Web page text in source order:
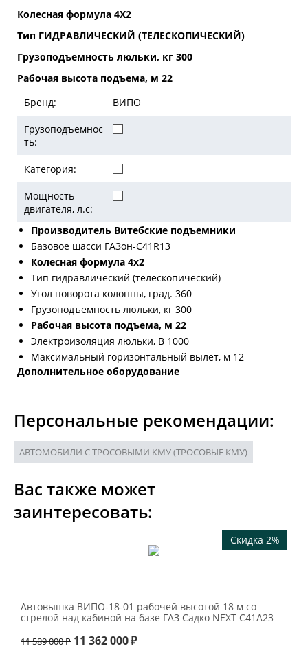
Колесная формула 4Х2
Тип ГИДРАВЛИЧЕСКИЙ (ТЕЛЕСКОПИЧЕСКИЙ)
Грузоподъемность люльки, кг 300
Рабочая высота подъема, м 22
Бренд:
ВИПО
Грузоподъемнос
ть:
Категория:
Мощность
двигателя, л.с:
Производитель Витебские подъемники
Базовое шасси ГАЗон-С41R13
Колесная формула 4х2
Тип гидравлический (телескопический)
Угол поворота колонны, град. 360
Грузоподъемность люльки, кг 300
Рабочая высота подъема, м 22
Электроизоляция люльки, В 1000
Максимальный горизонтальный вылет, м 12
Дополнительное оборудование
Персональные рекомендации:
АВТОМОБИЛИ С ТРОСОВЫМИ КМУ (ТРОСОВЫЕ КМУ)
Вас также может
заинтересовать:
Скидка 2%
Автовышка ВИПО-18-01 рабочей высотой 18 м со
стрелой над кабиной на базе ГАЗ Садко NEXT C41A23
11 589 000₽ 11 362 000₽